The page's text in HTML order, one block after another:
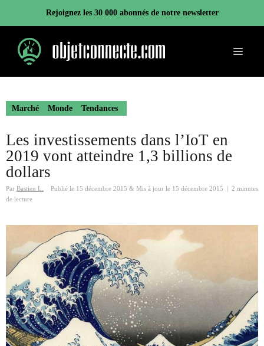
contenu
Rejoignez les 30 000 abonnés de notre newsletter
Menu
Marché Monde Tendances
Les investissements dans l’IoT en
2019 vont atteindre 1,3 billions de
dollars
Par Bastien L. Publié le 15 décembre 2015 & Mis à jour le 15 décembre 2015
2 minutes
de lecture